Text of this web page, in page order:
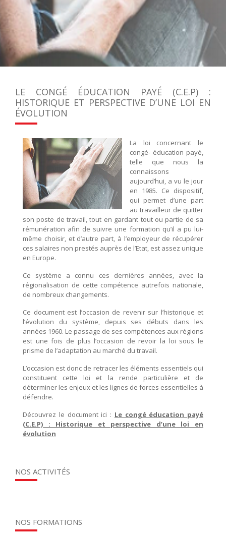
LE CONGÉ ÉDUCATION PAYÉ (C.E.P) :
HISTORIQUE ET PERSPECTIVE D’UNE LOI EN
ÉVOLUTION
La loi concernant le
congé- éducation payé,
telle que nous la
connaissons
aujourd’hui, a vu le jour
en 1985. Ce dispositif,
qui permet d’une part
au travailleur de quitter
son poste de travail, tout en gardant tout ou partie de sa
rémunération afin de suivre une formation qu’il a pu lui-
même choisir, et d’autre part, à l’employeur de récupérer
ces salaires non prestés auprès de l’Etat, est assez unique
en Europe.
Ce système a connu ces dernières années, avec la
régionalisation de cette compétence autrefois nationale,
de nombreux changements.
Ce document est l’occasion de revenir sur l’historique et
l’évolution du système, depuis ses débuts dans les
années 1960. Le passage de ses compétences aux régions
est une fois de plus l’occasion de revoir la loi sous le
prisme de l’adaptation au marché du travail.
L’occasion est donc de retracer les éléments essentiels qui
constituent cette loi et la rende particulière et de
déterminer les enjeux et les lignes de forces essentielles à
défendre.
Découvrez le document ici : Le congé éducation payé
(C.E.P) : Historique et perspective d’une loi en
évolution
NOS ACTIVITÉS
NOS FORMATIONS